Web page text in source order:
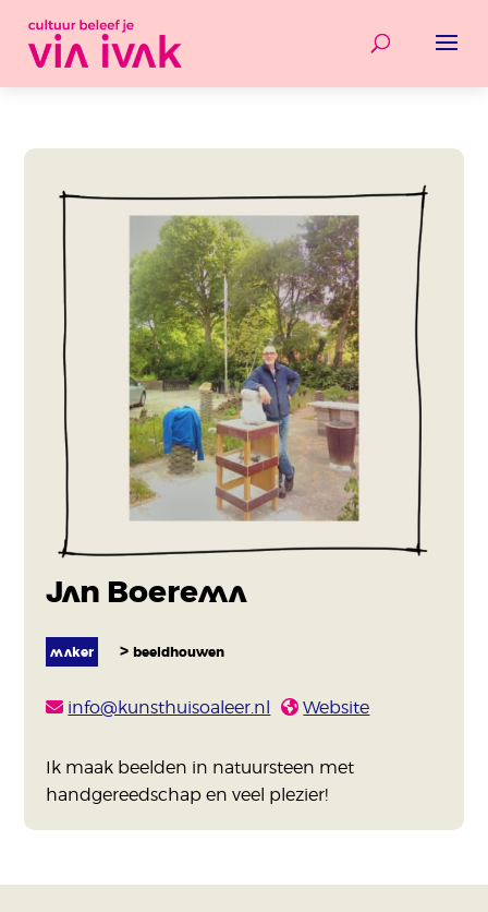
Jan Boerema
maker beeldhouwen
info@kunsthuisoaleer.nl Website
Ik maak beelden in natuursteen met
handgereedschap en veel plezier!